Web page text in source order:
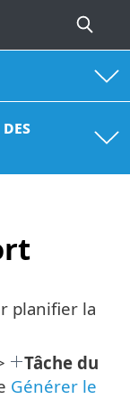
des
planifier la
Tâche du
Générer le